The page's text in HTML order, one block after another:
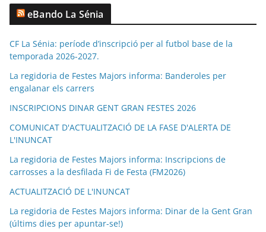
eBando La Sénia
CF La Sénia: període d’inscripció per al futbol base de la
temporada 2026-2027.
La regidoria de Festes Majors informa: Banderoles per
engalanar els carrers
INSCRIPCIONS DINAR GENT GRAN FESTES 2026
COMUNICAT D'ACTUALITZACIÓ DE LA FASE D'ALERTA DE
L'INUNCAT
La regidoria de Festes Majors informa: Inscripcions de
carrosses a la desfilada Fi de Festa (FM2026)
ACTUALITZACIÓ DE L'INUNCAT
La regidoria de Festes Majors informa: Dinar de la Gent Gran
(últims dies per apuntar-se!)